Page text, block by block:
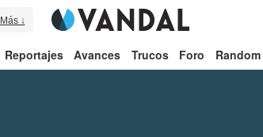
Más ↓
Reportajes Avances Trucos Foro Random